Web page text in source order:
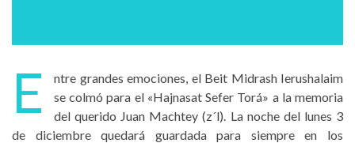
E
ntre grandes emociones, el Beit Midrash Ierushalaim
se colmó para el «Hajnasat Sefer Torá» a la memoria
del querido Juan Machtey (z´l). La noche del lunes 3
de diciembre quedará guardada para siempre en los